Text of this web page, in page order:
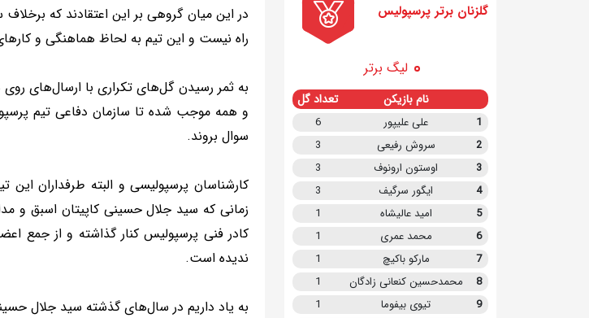
در این میان گروهی بر این اعتقادند که
راه نیست و این تیم به لحاظ هماهنگی و
به ثمر رسیدن گل‌های تکراری با ارسال‌های روی
و همه موجب شده تا سازمان دفاعی تیم
سوال بروند.
کارشناسان پرسپولیسی و البته طرفداران
زمانی که سید جلال حسینی کاپیتان اسبق و
کادر فنی پرسپولیس کنار گذاشته و از جمع
ندیده است.
به یاد داریم در سال‌های گذشته سید جلال
گلزنان برتر پرسپولیس
لیگ برتر
نام بازیکن تعداد گل
1 علی علیپور
6
2
سروش رفیعی
3
3
اوستون ارونوف
3
4
ایگور سرگیف
3
5
امید عالیشاه
1
6
محمد عمری
1
7
مارکو باکیچ
1
8
محمدحسین کنعانی زادگان
1
9
تیوی بیفوما
1